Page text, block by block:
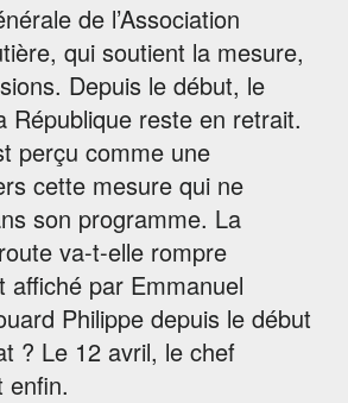
de l’Association
qui soutient la mesure,
Depuis le début, le
République reste en retrait.
perçu comme une
cette mesure qui ne
son programme. La
va-t-elle rompre
affiché par Emmanuel
Philippe depuis le début
? Le 12 avril, le chef
enfin.